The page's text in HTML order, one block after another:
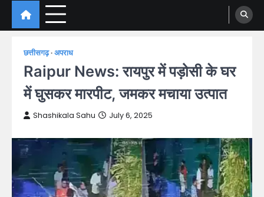
छत्तीसगढ़ अपराध
Raipur News: रायपुर में पड़ोसी के घर
में घुसकर मारपीट, जमकर मचाया उत्पात
Shashikala Sahu July 6, 2025